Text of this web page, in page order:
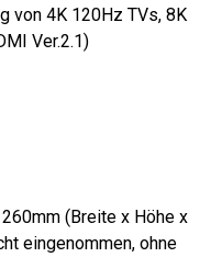
von 4K 120Hz TVs, 8K
Ver.2.1)
(Breite x Höhe x
eingenommen, ohne